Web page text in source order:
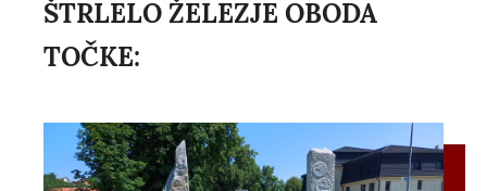
ŠTRLELO ŽELEZJE OBODA
TOČKE: